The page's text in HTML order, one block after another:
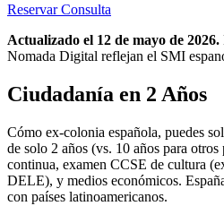
Reservar Consulta
Actualizado el 12 de mayo de 2026.
Nomada Digital reflejan el SMI
Ciudadanía en 2 Años
Cómo ex-colonia española, puedes
de solo 2 años (vs. 10 años para
continua, examen CCSE de cultura
DELE), y medios económicos.
con países latinoamericanos.